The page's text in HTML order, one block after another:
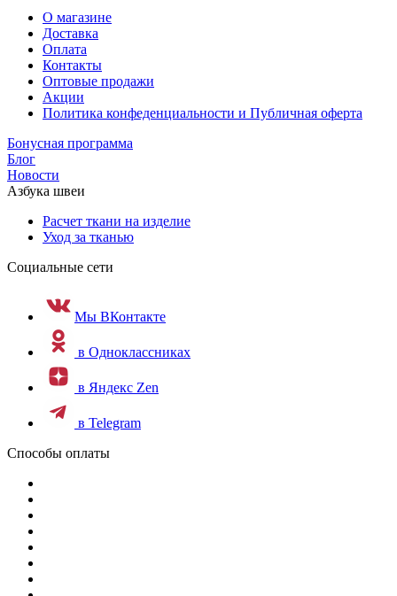
О магазине
Доставка
Оплата
Контакты
Оптовые продажи
Акции
Политика конфеденциальности и Публичная оферта
Бонусная программа
Блог
Новости
Азбука швеи
Расчет ткани на изделие
Уход за тканью
Социальные сети
Мы ВКонтакте
в Одноклассниках
в Яндекс Zen
в Telegram
Способы оплаты